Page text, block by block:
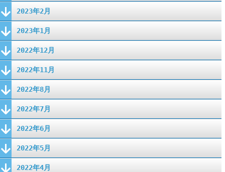
2023年2月
2023年1月
2022年12月
2022年11月
2022年8月
2022年7月
2022年6月
2022年5月
2022年4月